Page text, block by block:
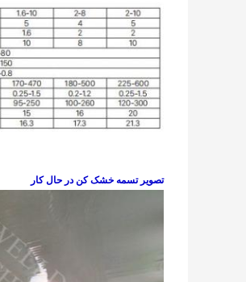
تصویر تسمه خشک کن در حال کار